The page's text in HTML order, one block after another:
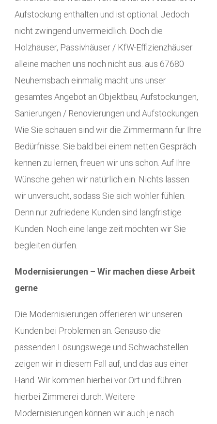
Aufstockung enthalten und ist optional. Jedoch
nicht zwingend unvermeidlich. Doch die
Holzhäuser, Passivhäuser / KfW-Effizienzhäuser
alleine machen uns noch nicht aus. aus 67680
Neuhemsbach einmalig macht uns unser
gesamtes Angebot an Objektbau, Aufstockungen,
Sanierungen / Renovierungen und Aufstockungen.
Wie Sie schauen sind wir die Zimmermann für Ihre
Bedürfnisse. Sie bald bei einem netten Gespräch
kennen zu lernen, freuen wir uns schon. Auf Ihre
Wünsche gehen wir natürlich ein. Nichts lassen
wir unversucht, sodass Sie sich wohler fühlen.
Denn nur zufriedene Kunden sind langfristige
Kunden. Noch eine lange zeit möchten wir Sie
begleiten dürfen.
Modernisierungen – Wir machen diese Arbeit
gerne
Die Modernisierungen offerieren wir unseren
Kunden bei Problemen an. Genauso die
passenden Lösungswege und Schwachstellen
zeigen wir in diesem Fall auf, und das aus einer
Hand. Wir kommen hierbei vor Ort und führen
hierbei Zimmerei durch. Weitere
Modernisierungen können wir auch je nach